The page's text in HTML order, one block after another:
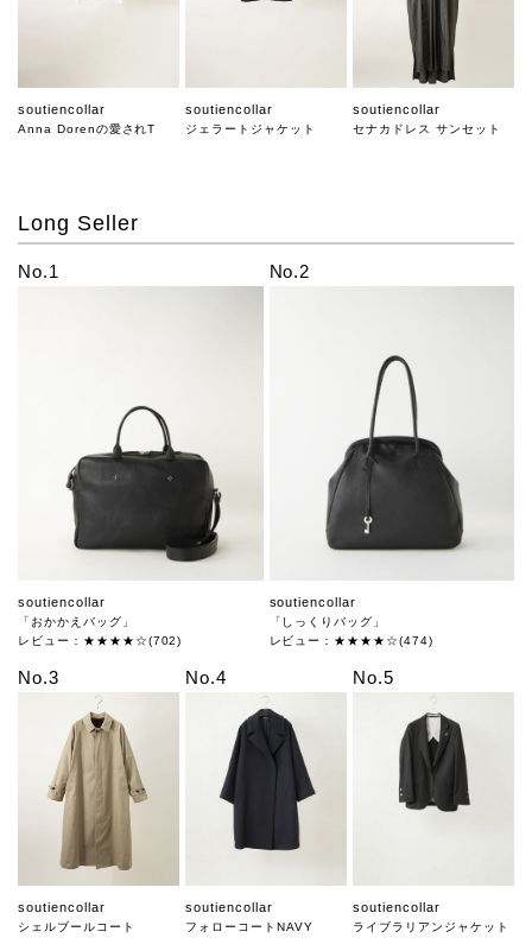
soutiencollar
Anna Dorenの愛されT
soutiencollar
ジェラートジャケット
soutiencollar
セナカドレス サンセット
Long Seller
No.1
soutiencollar
「おかかえバッグ」
レビュー：★★★★☆(702)
No.2
soutiencollar
「しっくりバッグ」
レビュー：★★★★☆(474)
No.3
soutiencollar
シェルブールコート
No.4
soutiencollar
フォローコートNAVY
No.5
soutiencollar
ライブラリアンジャケット